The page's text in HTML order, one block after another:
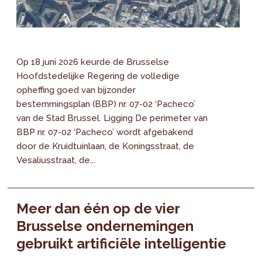
Op 18 juni 2026 keurde de Brusselse
Hoofdstedelijke Regering de volledige
opheffing goed van bijzonder
bestemmingsplan (BBP) nr. 07-02 ‘Pacheco’
van de Stad Brussel. Ligging De perimeter van
BBP nr. 07-02 ‘Pacheco’ wordt afgebakend
door de Kruidtuinlaan, de Koningsstraat, de
Vesaliusstraat, de...
Meer dan één op de vier
Brusselse ondernemingen
gebruikt artificiële intelligentie